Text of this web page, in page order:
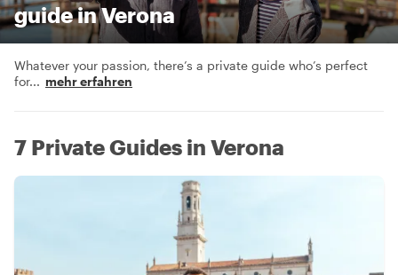
guide in Verona
Whatever your passion, there’s a private guide who’s perfect
for... mehr erfahren
7 Private Guides in Verona